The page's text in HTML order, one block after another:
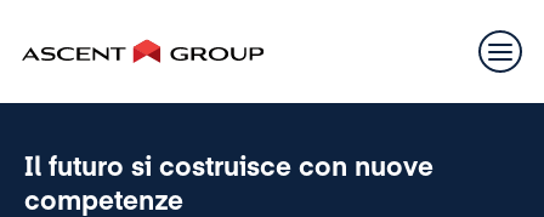
Il futuro si costruisce con nuove
competenze